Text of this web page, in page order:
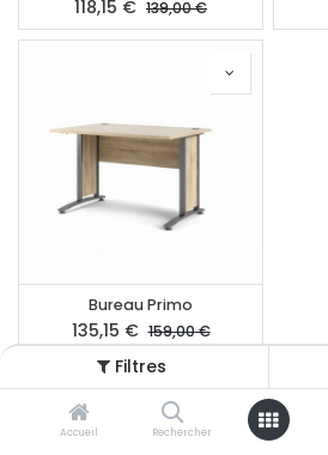
Filtres
Accueil Rechercher
118,15 € 139,00€
Bureau Primo
135,15 € 159,00€